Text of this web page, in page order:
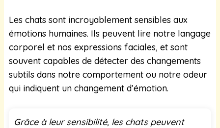
Les chats sont incroyablement sensibles aux
émotions humaines. Ils peuvent lire notre langage
corporel et nos expressions faciales, et sont
souvent capables de détecter des changements
subtils dans notre comportement ou notre odeur
qui indiquent un changement d’émotion.
Grâce à leur sensibilité, les chats peuvent